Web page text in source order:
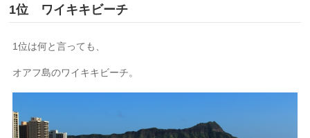
1位 ワイキキビーチ
1位は何と言っても、
オアフ島のワイキキビーチ。